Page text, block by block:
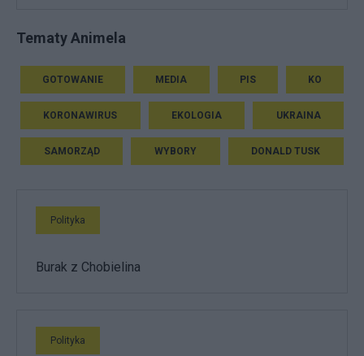
Tematy Animela
GOTOWANIE MEDIA PIS KO
KORONAWIRUS EKOLOGIA UKRAINA
SAMORZĄD WYBORY DONALD TUSK
Polityka
Burak z Chobielina
Polityka